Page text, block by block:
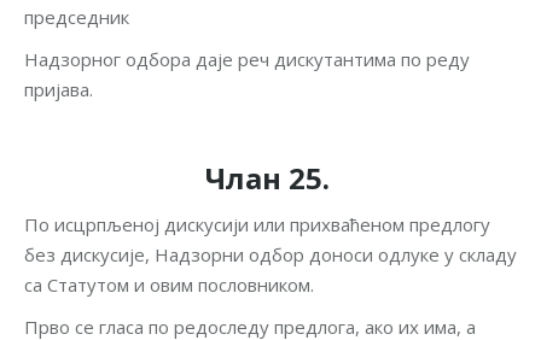
председник
Надзорног одбора даје реч дискутантима по реду
пријава.
Члан 25.
По исцрпљеној дискусији или прихваћеном предлогу
без дискусије, Надзорни одбор доноси одлуке у складу
са Статутом и овим пословником.
Прво се гласа по редоследу предлога, ако их има, а